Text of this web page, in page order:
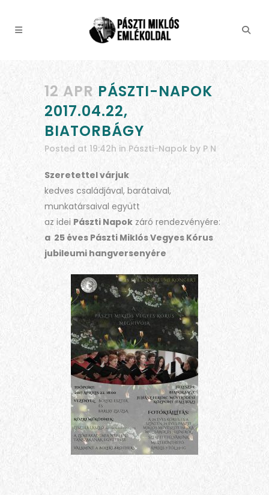
12 APR PÁSZTI-NAPOK
2017.04.22,
BIATORBÁGY
Posted at 19:42h in Pászti-Napok by P N
Szeretettel várjuk
kedves családjával, barátaival,
munkatársaival együtt
az idei Pászti Napok záró rendezvényére:
a 25 éves Pászti Miklós Vegyes Kórus
jubileumi hangversenyére